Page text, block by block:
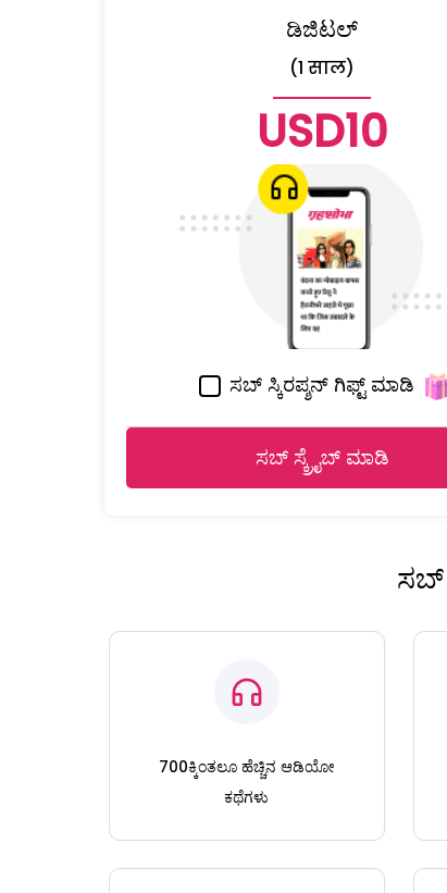
ಡಿಜಿಟಲ್
(1 साल)
USD10
ಸಬ್ ಸ್ಕಿರಪ್ಶನ್ ಗಿಫ್ಟ್ ಮಾಡಿ
ಸಬ್ ಸ್ಕ್ರೈಬ್ ಮಾಡಿ
ಸಬ್
700ಕ್ಕಿಂತಲೂ ಹೆಚ್ಚಿನ ಆಡಿಯೋ
ಕಥೆಗಳು